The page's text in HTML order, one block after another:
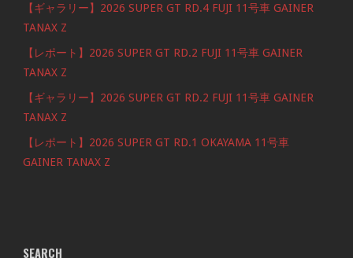
【ギャラリー】2026 SUPER GT RD.4 FUJI 11号車 GAINER
TANAX Z
【レポート】2026 SUPER GT RD.2 FUJI 11号車 GAINER
TANAX Z
【ギャラリー】2026 SUPER GT RD.2 FUJI 11号車 GAINER
TANAX Z
【レポート】2026 SUPER GT RD.1 OKAYAMA 11号車
GAINER TANAX Z
SEARCH